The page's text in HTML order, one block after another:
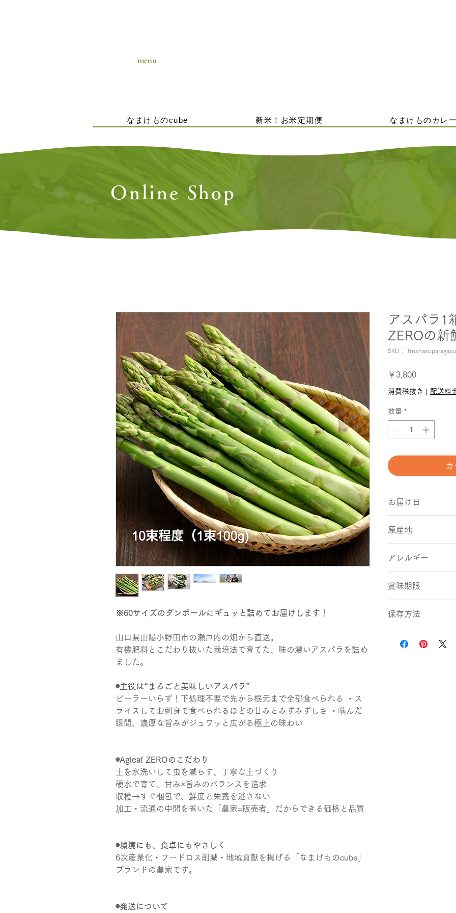
menu
なまけものcube 新米！お米定期便 なまけものカレー
Online Shop
※60サイズのダンボールにギュッと詰めてお届けします！
山口県山陽小野田市の瀬戸内の畑から直送。
有機肥料とこだわり抜いた栽培法で育てた、味の濃いアスパラを詰め
ました。
◉主役は“まるごと美味しいアスパラ”
ピーラーいらず！下処理不要で先から根元まで全部食べられる ・ス
ライスしてお刺身で食べられるほどの甘みとみずみずしさ ・噛んだ
瞬間、濃厚な旨みがジュワッと広がる極上の味わい
◉Agleaf ZEROのこだわり
土を水洗いして虫を減らす、丁寧な土づくり
硬水で育て、甘み×旨みのバランスを追求
収穫→すぐ梱包で、鮮度と栄養を逃さない
加工・流通の中間を省いた「農家=販売者」だからできる価格と品質
◉環境にも、食卓にもやさしく
6次産業化・フードロス削減・地域貢献を掲げる「なまけものcube」
ブランドの農家です。
◉発送について
アスパラ1
ZEROの新
SKU： freshasuparagasu
￥3,800価
格
消費税抜き 配送料
数量 *
お届け日
す。
営業日： 9:00-17:00
原産地
アレルギー
賞味期限
保存方法